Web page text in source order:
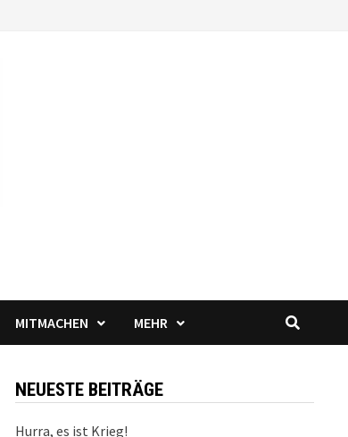
MITMACHEN MEHR
NEUESTE BEITRÄGE
Hurra, es ist Krieg!